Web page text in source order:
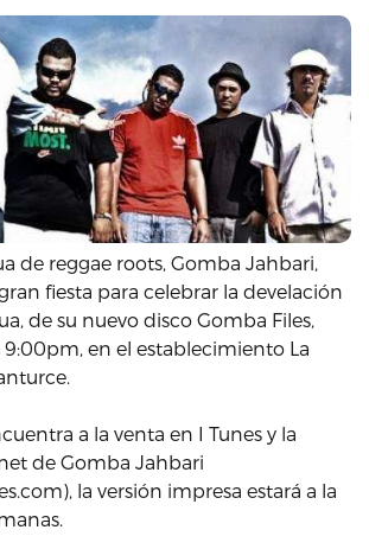
de reggae roots, Gomba Jahbari,
fiesta para celebrar la develación
de su nuevo disco Gomba Files,
9:00pm, en el establecimiento La
a la venta en I Tunes y la
de Gomba Jahbari
la versión impresa estará a la